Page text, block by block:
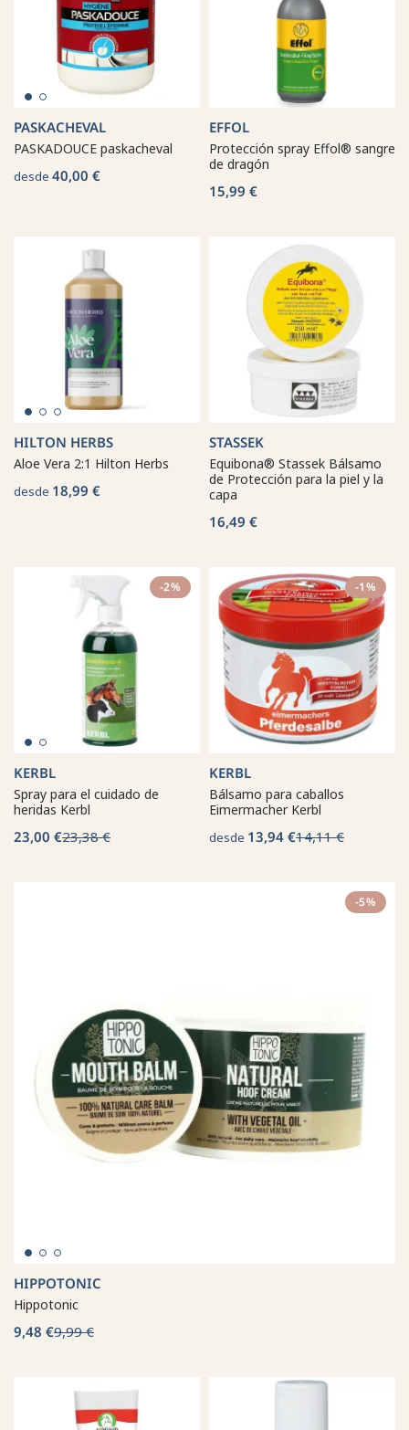
PASKACHEVAL
PASKADOUCE paskacheval
desde 40,00 €
EFFOL
Protección spray Effol® sangre
de dragón
15,99 €
HILTON HERBS
Aloe Vera 2:1 Hilton Herbs
desde 18,99 €
STASSEK
Equibona® Stassek Bálsamo
de Protección para la piel y la
capa
16,49 €
-2%
KERBL
Spray para el cuidado de
heridas Kerbl
23,00 €23,38 €
-1%
KERBL
Bálsamo para caballos
Eimermacher Kerbl
desde 13,94 €14,11 €
-5%
HIPPOTONIC
Hippotonic
9,48 €9,99 €